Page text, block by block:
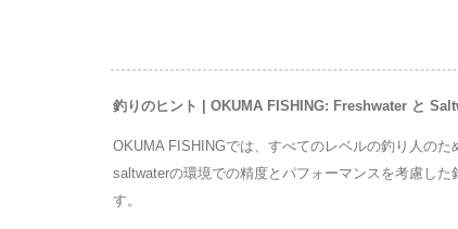
釣りのヒント | OKUMA FISHING: Freshwater と
OKUMA FISHINGでは、すべてのレベルの釣り人の
saltwaterの環境での精度とパフォーマンスを考慮し
す。